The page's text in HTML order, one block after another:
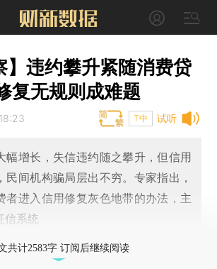
】违约攀升紧随消费贷
复无规则成难题
试听
T中
幅增长，失信违约随之攀升，但信用
民间机构骗局层出不穷。专家指出，
者进入信用修复灰色地带的办法，主
信系统
共计2583字 订阅后继续阅读